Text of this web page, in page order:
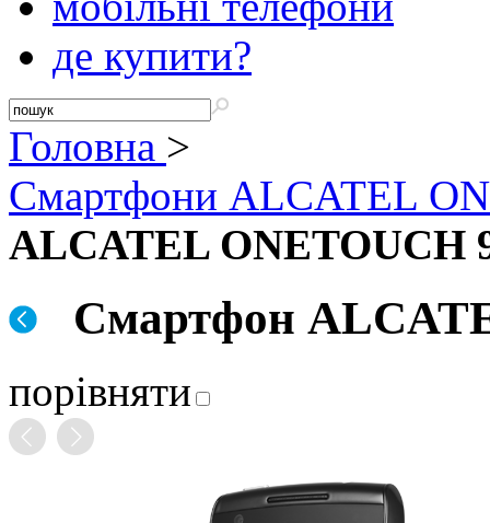
де купити?
Головна >
Смартфони ALCATEL
ALCATEL ONETOUCH
Смартфон
порівняти